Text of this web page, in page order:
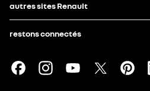
autres sites Renault
restons connectés